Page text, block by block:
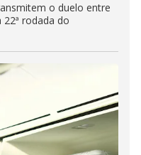
o duelo entre
rodada do